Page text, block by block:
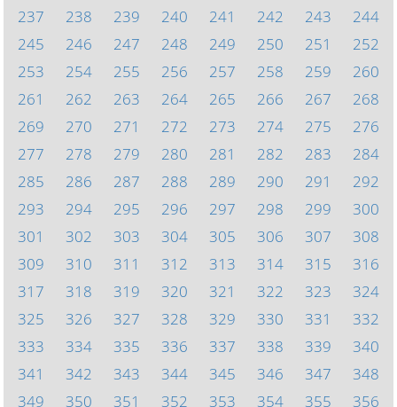
237
238 239 240 241 242 243
244
245
246 247 248 249 250 251
252
253
254 255 256 257 258 259
260
261
262 263 264 265 266 267
268
269
270 271 272 273 274 275
276
277
278 279 280 281 282 283
284
285
286 287 288 289 290 291
292
293
294 295 296 297 298 299
300
301
302 303 304 305 306 307
308
309
310 311 312 313 314 315
316
317
318 319 320 321 322 323
324
325
326 327 328 329 330 331
332
333
334 335 336 337 338 339
340
341
342 343 344 345 346 347
348
349
350 351 352 353 354 355 356